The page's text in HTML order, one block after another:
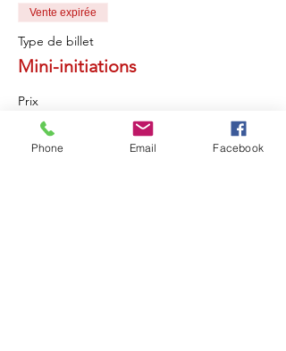
Vente expirée
Type de billet
Mini-initiations
Prix
35,00 €
Phone Email Facebook